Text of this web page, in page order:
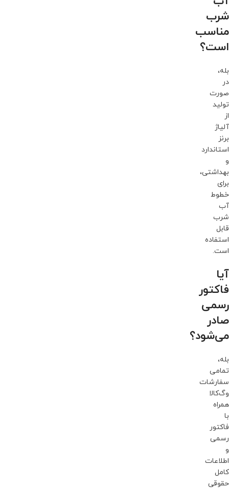
شرب
مناسب
است؟
بله،
در
صورت
تولید
از
آلیاژ
برنز
استاندارد
و
بهداشتی،
برای
خطوط
آب
شرب
قابل
استفاده
است.
آیا
فاکتور
رسمی
صادر
می‌شود؟
بله،
تمامی
سفارشات
وگ‌کالا
همراه
با
فاکتور
رسمی
و
اطلاعات
کامل
حقوقی